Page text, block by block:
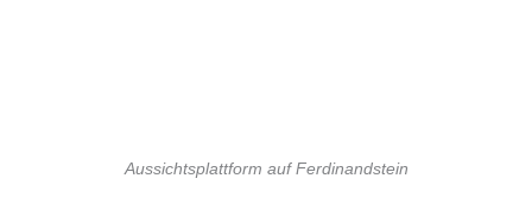
Aussichtsplattform auf Ferdinandstein